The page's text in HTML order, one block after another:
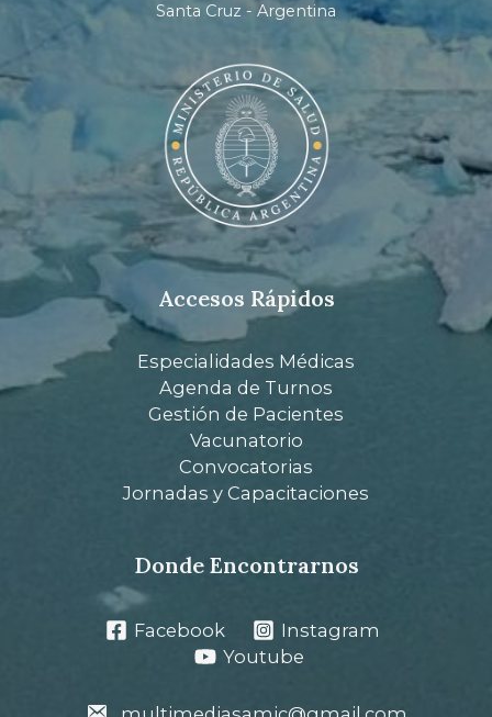
Santa Cruz - Argentina
Accesos Rápidos
Especialidades Médicas
Agenda de Turnos
Gestión de Pacientes
Vacunatorio
Convocatorias
Jornadas y Capacitaciones
Donde Encontrarnos
Facebook
Instagram
Youtube